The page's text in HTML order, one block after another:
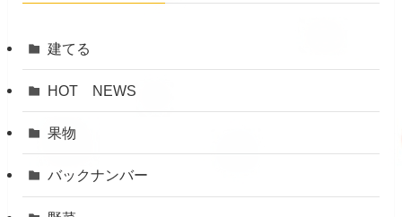
建てる
HOT NEWS
果物
バックナンバー